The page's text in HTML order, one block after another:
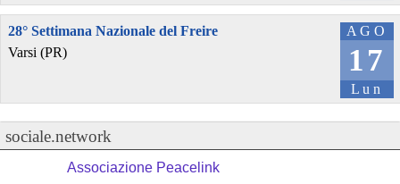
AGO
17
Lun
28° Settimana Nazionale del Freire
Varsi (PR)
sociale.network
Associazione Peacelink